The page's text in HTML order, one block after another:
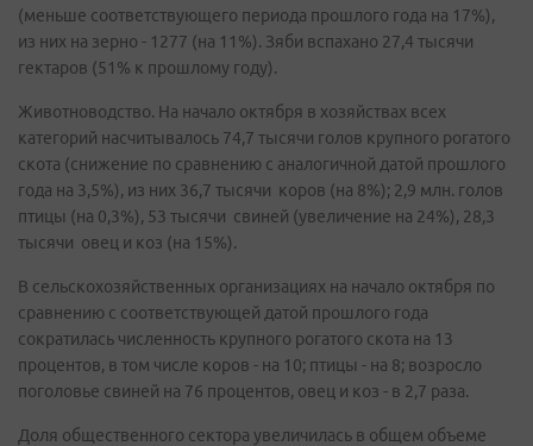
(меньше соответствующего периода прошлого года на 17%),
из них на зерно - 1277 (на 11%). Зяби вспахано 27,4 тысячи
гектаров (51% к прошлому году).
Животноводство. На начало октября в хозяйствах всех
категорий насчитывалось 74,7 тысячи голов крупного рогатого
скота (снижение по сравнению с аналогичной датой прошлого
года на 3,5%), из них 36,7 тысячи коров (на 8%); 2,9 млн. голов
птицы (на 0,3%), 53 тысячи свиней (увеличение на 24%), 28,3
тысячи овец и коз (на 15%).
В сельскохозяйственных организациях на начало октября по
сравнению с соответствующей датой прошлого года
сократилась численность крупного рогатого скота на 13
процентов, в том числе коров - на 10; птицы - на 8; возросло
поголовье свиней на 76 процентов, овец и коз - в 2,7 раза.
Доля общественного сектора увеличилась в общем объеме